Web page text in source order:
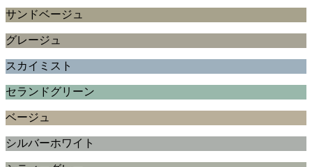
サンドベージュ
グレージュ
スカイミスト
セランドグリーン
ベージュ
シルバーホワイト